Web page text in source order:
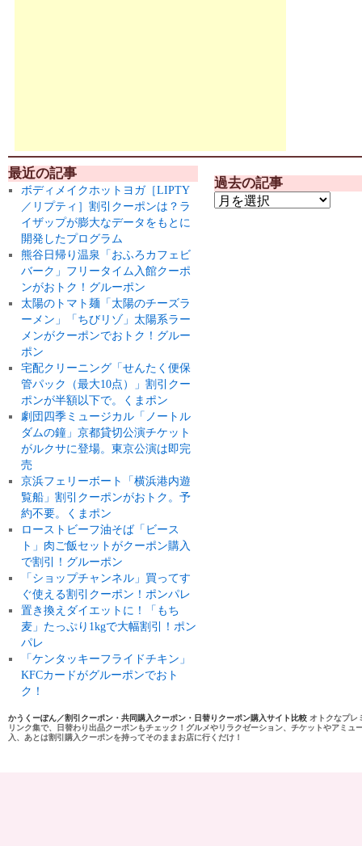
最近の記事
ボディメイクホットヨガ［LIPTY
／リプティ］割引クーポンは？ラ
イザップが膨大なデータをもとに
開発したプログラム
熊谷日帰り温泉「おふろカフェビ
バーク」フリータイム入館クーポ
ンがおトク！グルーポン
太陽のトマト麺「太陽のチーズラ
ーメン」「ちびリゾ」太陽系ラー
メンがクーポンでおトク！グルー
ポン
宅配クリーニング「せんたく便保
管パック（最大10点）」割引クー
ポンが半額以下で。くまポン
劇団四季ミュージカル「ノートル
ダムの鐘」京都貸切公演チケット
がルクサに登場。東京公演は即完
売
京浜フェリーボート「横浜港内遊
覧船」割引クーポンがおトク。予
約不要。くまポン
ローストビーフ油そば「ビース
ト」肉ご飯セットがクーポン購入
で割引！グルーポン
「ショップチャンネル」買ってす
ぐ使える割引クーポン！ポンパレ
置き換えダイエットに！「もち
麦」たっぷり1kgで大幅割引！ポン
パレ
「ケンタッキーフライドチキン」
KFCカードがグルーポンでおト
ク！
過去の記事
かうくーぽん／割引クーポン・共同購入クーポン・日替りクーポン購入サイト比較 オトクなプレ
リンク集で、日替わり出品クーポンもチェック！グルメやリラクゼーション、チケットやアミ
入、あとは割引購入クーポンを持ってそのままお店に行くだけ！